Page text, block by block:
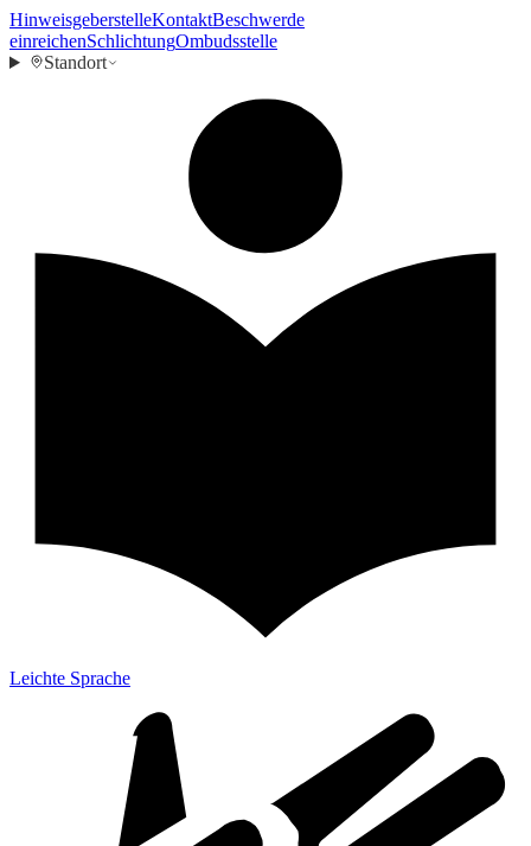
HinweisgeberstelleKontaktBeschwerde
einreichenSchlichtungOmbudsstelle
Standort
Leichte Sprache